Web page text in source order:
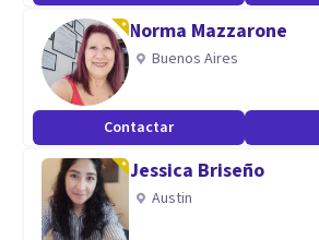
Norma Mazzarone
Buenos Aires
Contactar
Jessica Briseño
Austin